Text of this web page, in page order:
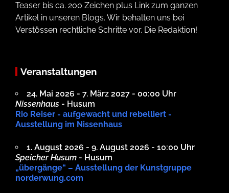
Teaser bis ca. 200 Zeichen plus Link zum ganzen
Artikel in unseren Blogs. Wir behalten uns bei
Verstössen rechtliche Schritte vor. Die Redaktion!
Veranstaltungen
24. Mai 2026 - 7. März 2027 - 00:00 Uhr
Nissenhaus - Husum
Rio Reiser - aufgewacht und rebelliert -
Ausstellung im Nissenhaus
1. August 2026 - 9. August 2026 - 10:00 Uhr
Speicher Husum - Husum
„übergänge“ – Ausstellung der Kunstgruppe
norderwung.com